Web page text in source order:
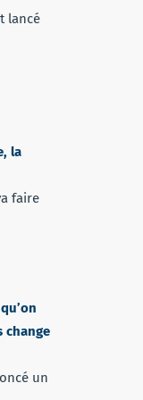
lancé
la
faire
change
un